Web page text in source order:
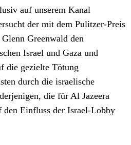
auf unserem Kanal
der mit dem Pulitzer-Preis
Greenwald den
Israel und Gaza und
die gezielte Tötung
durch die israelische
die für Al Jazeera
den Einfluss der Israel-Lobby